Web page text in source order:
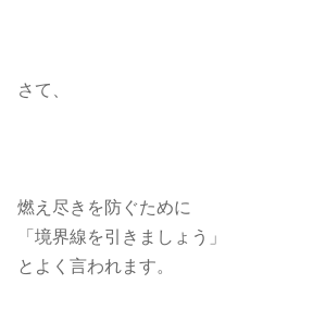
さて、
燃え尽きを防ぐために
「境界線を引きましょう」
とよく言われます。